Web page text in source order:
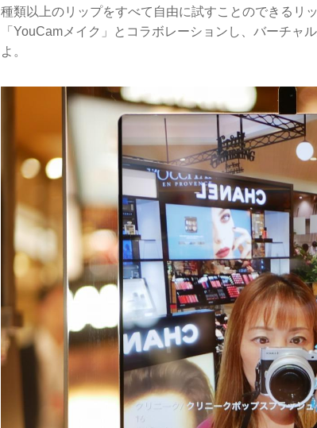
種類以上のリップをすべて自由に試すことのできるリ
「YouCamメイク」とコラボレーションし、バーチャ
よ。